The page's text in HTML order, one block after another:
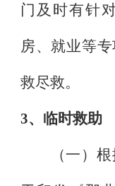
门及时有针
房、就业等
救尽救。
3、临时救助
（一）